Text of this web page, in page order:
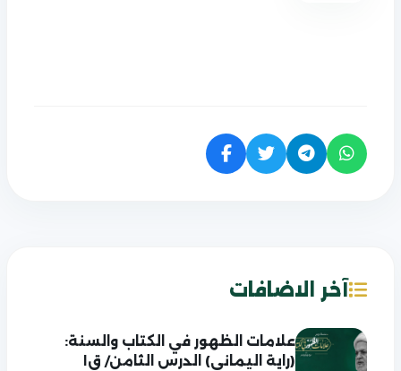
آخر الاضافات
علامات الظهور في الكتاب والسنة:
(راية اليماني) الدرس الثامن/ ق١